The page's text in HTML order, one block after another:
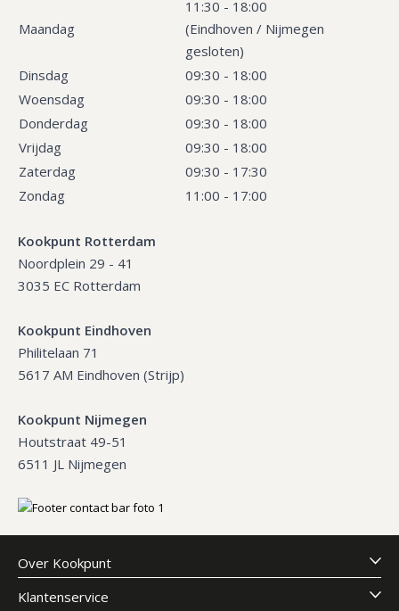
Maandag
11:30 - 18:00
(Eindhoven / Nijmegen
gesloten)
Dinsdag
09:30 - 18:00
Woensdag
09:30 - 18:00
Donderdag
09:30 - 18:00
Vrijdag
09:30 - 18:00
Zaterdag
09:30 - 17:30
Zondag
11:00 - 17:00
Kookpunt Rotterdam
Noordplein 29 - 41
3035 EC Rotterdam
Kookpunt Eindhoven
Philitelaan 71
5617 AM Eindhoven (Strijp)
Kookpunt Nijmegen
Houtstraat 49-51
6511 JL Nijmegen
Over Kookpunt
Klantenservice